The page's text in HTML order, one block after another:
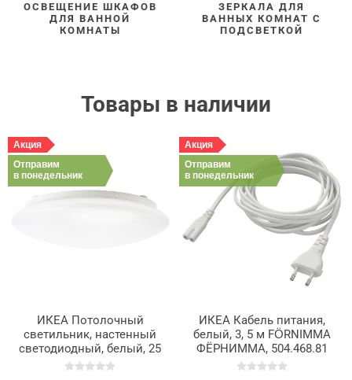
ОСВЕЩЕНИЕ ШКАФОВ
ДЛЯ ВАННОЙ
КОМНАТЫ
ЗЕРКАЛА ДЛЯ
ВАННЫХ КОМНАТ С
ПОДСВЕТКОЙ
Товары в наличии
Акция
Отправим
в понедельник
ИКЕА Потолочный
светильник, настенный
светодиодный, белый, 25
см BARLAST, 005.259.08
Акция
Отправим
в понедельник
ИКЕА Кабель питания,
белый, 3, 5 м FÖRNIMMA
ФЁРНИММА, 504.468.81